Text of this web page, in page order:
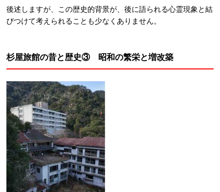
後述しますが、この歴史的背景が、後に語られる心霊現象と結
びつけて考えられることも少なくありません。
杉屋旅館の昔と歴史③ 昭和の繁栄と増改築